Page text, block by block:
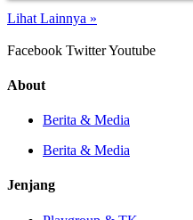
Lihat Lainnya »
Facebook TwitterYoutube
About
Berita & Media
Berita & Media
Jenjang